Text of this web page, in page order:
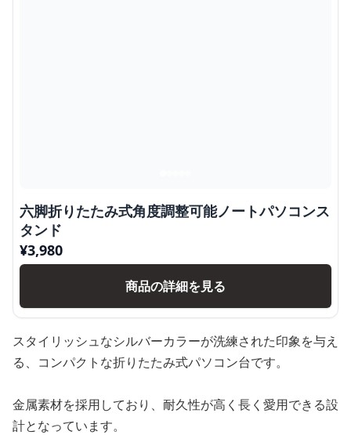
六脚折りたたみ式角度調整可能ノートパソコンス
タンド
¥3,980
商品の詳細を見る
スタイリッシュなシルバーカラーが洗練された印象を与え
る、コンパクトな折りたたみ式パソコン台です。
金属素材を採用しており、耐久性が高く長く愛用できる設
計となっています。